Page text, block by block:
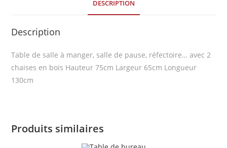
o
k
o
er
DESCRIPTION
Description
Table de salle à manger, salle de pause, réfectoire… avec 2
chaises en bois Hauteur 75cm Largeur 65cm Longueur
130cm
Produits similaires